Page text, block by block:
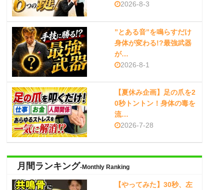
2026-8-3
”とある音”を鳴らすだけ
身体が変わる!?最強武器
が…
2026-8-1
【夏休み企画】足の爪を2
0秒トントン！身体の毒を
流…
2026-7-28
月間ランキング-Monthly Ranking
【やってみた】30秒、左